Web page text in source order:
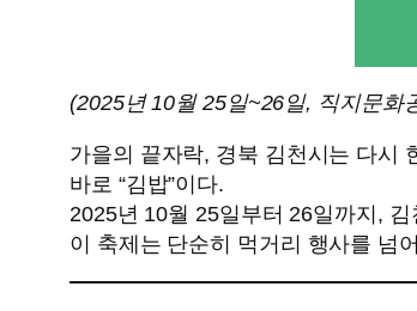
(2025년 10월 25일~26일, 직지문화
가을의 끝자락, 경북 김천시는 다시
바로 “김밥”이다.
2025년 10월 25일부터 26일까지,
이 축제는 단순히 먹거리 행사를 넘